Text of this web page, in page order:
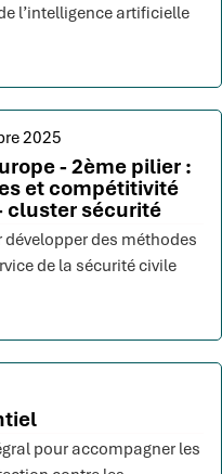
l’intelligence artificielle
2025
- 2ème pilier :
et compétitivité
cluster sécurité
des méthodes
de la sécurité civile
pour accompagner les